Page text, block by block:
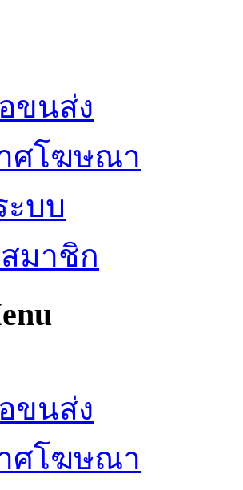
ขนส่ง
ศโฆษณา
ะบบ
มาชิก
ขนส่ง
ศโฆษณา